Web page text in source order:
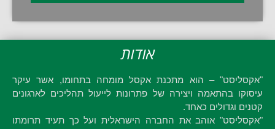
אודות
"אקסליסט" – הוא מתכנת אקסל מומחה בתחומו, אשר עיקר
עיסוקו בהתאמה ויצירה של פתרונות לייעול תהליכים לארגונים
קטנים וגדולים כאחד.
"אקסליסט" אוהב את החברה הישראלית ועל כך תעיד תרומתו